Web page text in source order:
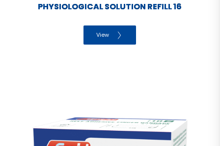
PHYSIOLOGICAL SOLUTION REFILL 16
View